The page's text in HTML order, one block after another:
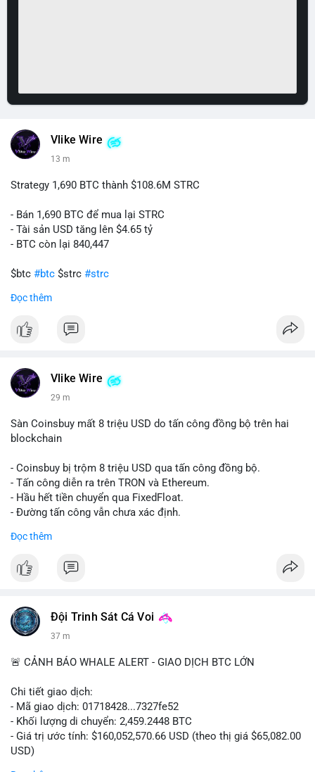
Vlike Wire
13 m
Strategy 1,690 BTC thành $108.6M STRC
- Bán 1,690 BTC để mua lại STRC
- Tài sản USD tăng lên $4.65 tỷ
- BTC còn lại 840,447
$btc #btc $strc #strc
#vlikevn
📰 Nguồn: Cointelegraph
Đọc thêm
Vlike Wire
29 m
Sàn Coinsbuy mất 8 triệu USD do tấn công đồng bộ trên hai
blockchain
- Coinsbuy bị trộm 8 triệu USD qua tấn công đồng bộ.
- Tấn công diễn ra trên TRON và Ethereum.
- Hầu hết tiền chuyển qua FixedFloat.
- Đường tấn công vẫn chưa xác định.
#binancesquare
$trx $eth
📰 Nguồn: CoinDesk
Đọc thêm
Đội Trinh Sát Cá Voi
37 m
🚨 CẢNH BÁO WHALE ALERT - GIAO DỊCH BTC LỚN
Chi tiết giao dịch:
- Mã giao dịch: 01718428...7327fe52
- Khối lượng di chuyển: 2,459.2448 BTC
- Giá trị ước tính: $160,052,570.66 USD (theo thị giá $65,082.00
USD)